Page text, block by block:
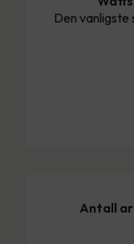
Den vanligste
Antall